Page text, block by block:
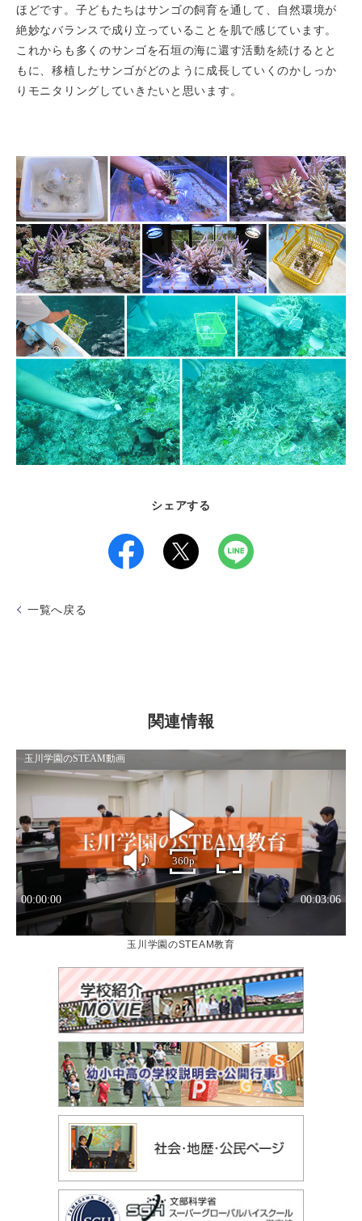
ほどです。子どもたちはサンゴの飼育を通して、自然環境が
絶妙なバランスで成り立っていることを肌で感じています。
これからも多くのサンゴを石垣の海に還す活動を続けるとと
もに、移植したサンゴがどのように成長していくのかしっか
りモニタリングしていきたいと思います。
シェアする
一覧へ戻る
関連情報
玉川学園のSTEAM教育